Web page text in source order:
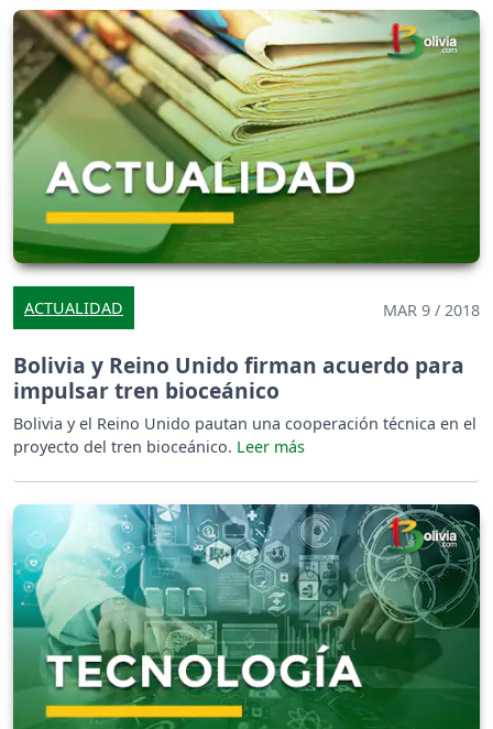
ACTUALIDAD MAR 9 / 2018
Bolivia y Reino Unido firman acuerdo para
impulsar tren bioceánico
Bolivia y el Reino Unido pautan una cooperación técnica en el
proyecto del tren bioceánico.